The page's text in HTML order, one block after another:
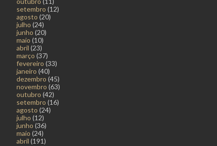
setembro (12)
agosto (20)
julho (24)
junho (20)
maio (10)
abril (23)
março (37)
fevereiro (33)
janeiro (40)
dezembro (45)
novembro (63)
outubro (42)
setembro (16)
agosto (24)
julho (12)
junho (36)
maio (24)
abril (191)